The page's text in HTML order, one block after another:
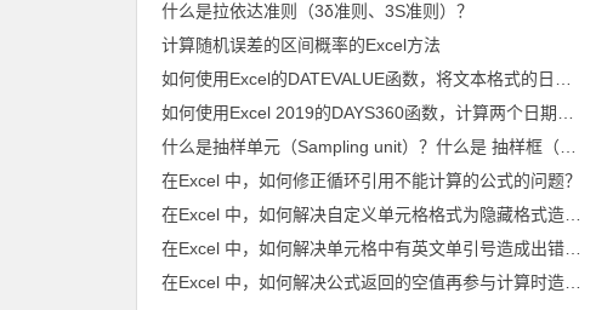
什么是拉依达准则（3δ准则、3S准则）？
计算随机误差的区间概率的Excel方法
如何使用Excel的DATEVALUE函数，将文本格式的日期转换为序列号？
如何使用Excel 2019的DAYS360函数，计算两个日期之间的天数？
什么是抽样单元（Sampling unit）？什么是 抽样框（Sampling frame）？
在Excel 中，如何修正循环引用不能计算的公式的问题？
在Excel 中，如何解决自定义单元格格式为隐藏格式造成出错的问题？
在Excel 中，如何解决单元格中有英文单引号造成出错的问题？
在Excel 中，如何解决公式返回的空值再参与计算时造成出错的问题？